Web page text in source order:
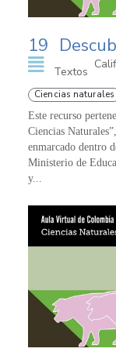
19
Textos
Ciencias naturales
Este recurso
Ciencias
enmarcado dentro
Ministerio de
y...